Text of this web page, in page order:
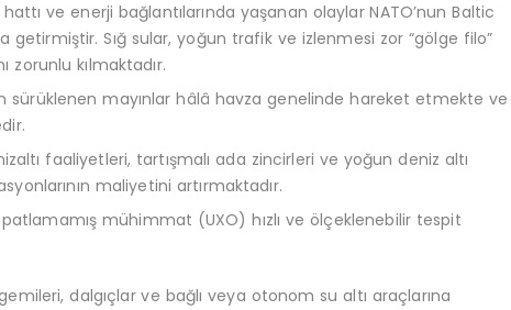
ve enerji bağlantılarında yaşanan olaylar NATO’nun Baltic
Sığ sular, yoğun trafik ve izlenmesi zor “gölge filo”
zorunlu kılmaktadır.
sürüklenen mayınlar hâlâ havza genelinde hareket etmekte ve
faaliyetleri, tartışmalı ada zincirleri ve yoğun deniz altı
maliyetini artırmaktadır.
mühimmat (UXO) hızlı ve ölçeklenebilir tespit
dalgıçlar ve bağlı veya otonom su altı araçlarına